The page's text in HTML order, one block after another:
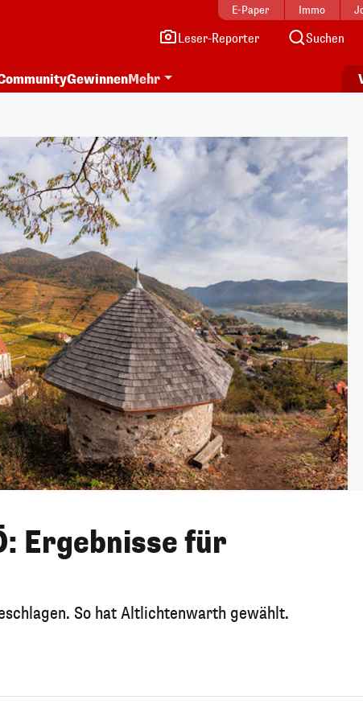
E-Paper Immo
Leser-Reporter Suchen
GewinnenMehr
Ergebnisse für
So hat Altlichtenwarth gewählt.